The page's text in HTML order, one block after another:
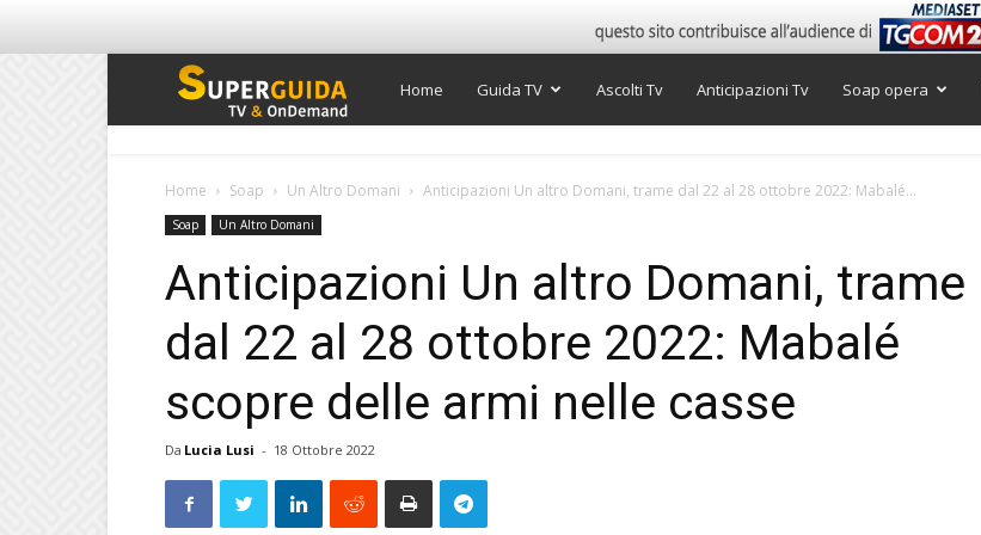
Super
Home Guida TV Ascolti Tv Anticipazioni Tv Soap opera
Home Soap Un Altro Domani Anticipazioni Un altro Domani, trame dal 22 al 28 ottobre 2022: Mabalé...
Soap Un Altro Domani
Anticipazioni Un altro Domani, trame
dal 22 al 28 ottobre 2022: Mabalé
scopre delle armi nelle casse
Da Lucia Lusi - 18 Ottobre 2022